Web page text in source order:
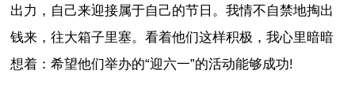
出力，自己来迎接属于自己的节日。我情不自禁地掏出
钱来，往大箱子里塞。看着他们这样积极，我心里暗暗
想着：希望他们举办的“迎六一”的活动能够成功!